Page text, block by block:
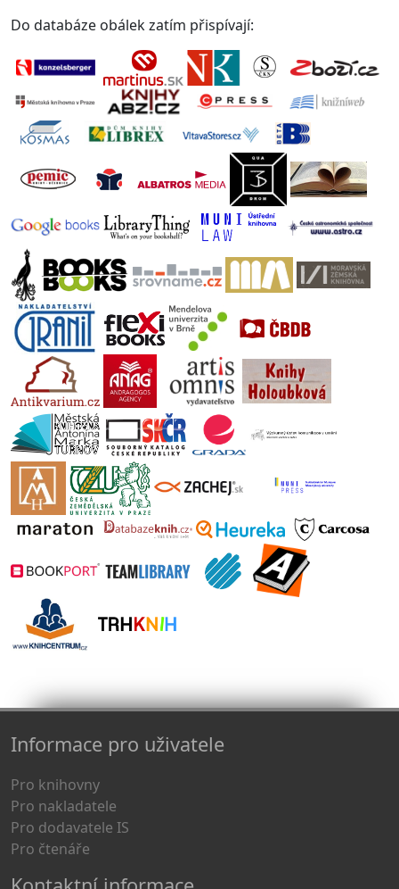
Do databáze obálek zatím přispívají:
Informace pro uživatele
Pro knihovny
Pro nakladatele
Pro dodavatele IS
Pro čtenáře